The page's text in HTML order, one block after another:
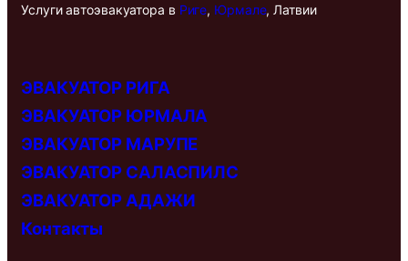
Услуги автоэвакуатора в Риге, Юрмале, Латвии
ЭВАКУАТОР РИГА
ЭВАКУАТОР ЮРМАЛА
ЭВАКУАТОР МАРУПЕ
ЭВАКУАТОР САЛАСПИЛС
ЭВАКУАТОР АДАЖИ
Контакты